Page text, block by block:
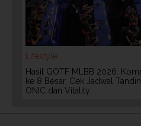
Lifestyle
Hasil GOTF MLBB 2026:
ke 8 Besar, Cek Jadwal
ONIC dan Vitality